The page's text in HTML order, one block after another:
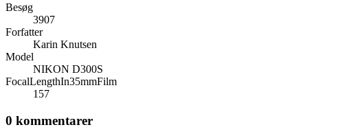
Besøg
3907
Forfatter
Karin Knutsen
Model
NIKON D300S
FocalLengthIn35mmFilm
157
0 kommentarer